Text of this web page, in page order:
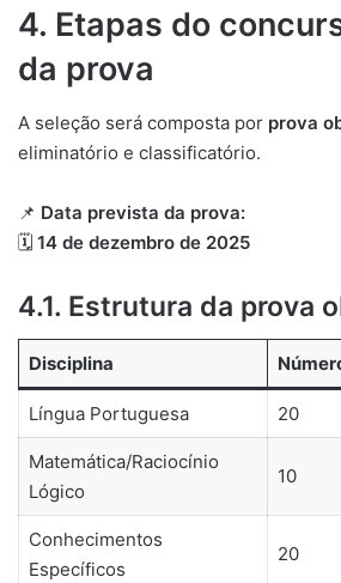
4. Etapas do
da prova
A seleção será composta por prova
eliminatório e classificatório.
📌 Data prevista da prova:
🗓️ 14 de dezembro de 2025
4.1. Estrutura da prova
Disciplina
Língua Portuguesa 20
Matemática/Raciocínio
Lógico
10
Conhecimentos
Específicos
20